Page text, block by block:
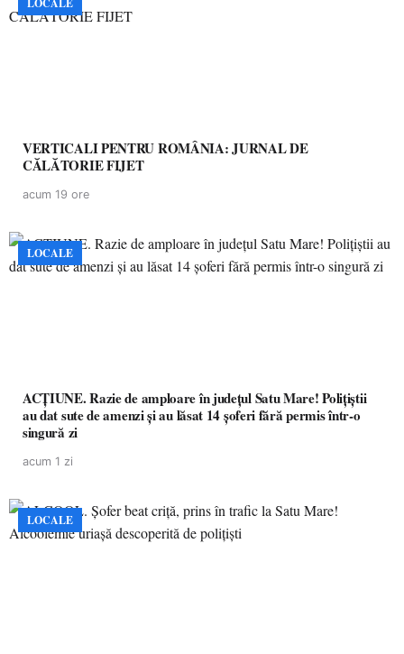
LOCALE
VERTICALI PENTRU ROMÂNIA: JURNAL DE
CĂLĂTORIE FIJET
acum 19 ore
LOCALE
ACȚIUNE. Razie de amploare în județul Satu Mare! Polițiștii
au dat sute de amenzi și au lăsat 14 șoferi fără permis într-o
singură zi
acum 1 zi
LOCALE